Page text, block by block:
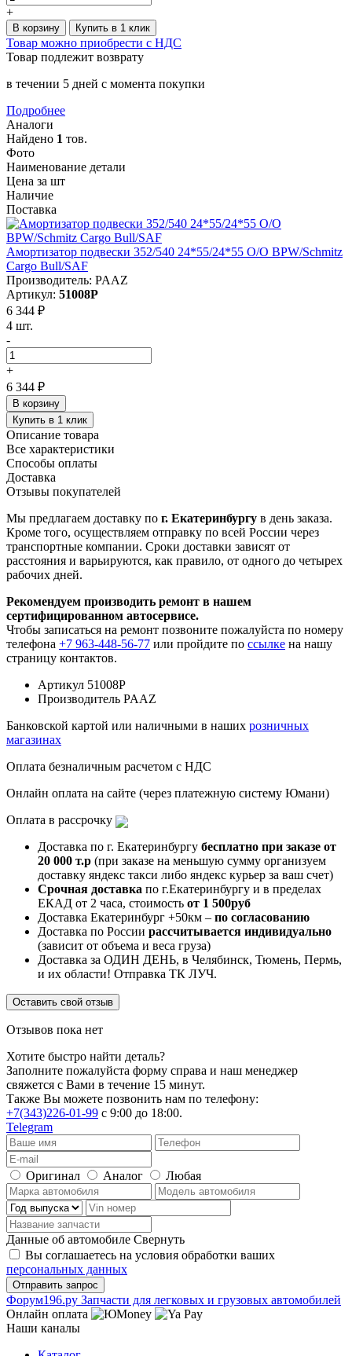
+
В корзину Купить в 1 клик
Товар можно приобрести с НДС
Товар подлежит возврату
в течении 5 дней с момента покупки
Подробнее
Аналоги
Найдено 1 тов.
Фото
Наименование детали
Цена за шт
Наличие
Поставка
Амортизатор подвески 352/540 24*55/24*55 O/O BPW/Schmitz
Cargo Bull/SAF
Производитель: PAAZ
Артикул: 51008P
6 344 ₽
4 шт.
-
+
6 344 ₽
В корзину
Купить в 1 клик
Описание товара
Все характеристики
Способы оплаты
Доставка
Отзывы покупателей
Мы предлагаем доставку по г. Екатеринбургу в день заказа.
Кроме того, осуществляем отправку по всей России через
транспортные компании. Сроки доставки зависят от
расстояния и варьируются, как правило, от одного до четырех
рабочих дней.
Рекомендуем производить ремонт в нашем
сертифицированном автосервисе.
Чтобы записаться на ремонт позвоните пожалуйста по номеру
телефона +7 963-448-56-77 или пройдите по ссылке на нашу
страницу контактов.
Артикул 51008P
Производитель PAAZ
Банковской картой или наличными в наших розничных
магазинах
Оплата безналичным расчетом с НДС
Онлайн оплата на сайте (через платежную систему Юмани)
Оплата в рассрочку
Доставка по г. Екатеринбургу бесплатно при заказе от
20 000 т.р (при заказе на меньшую сумму организуем
доставку яндекс такси либо яндекс курьер за ваш счет)
Срочная доставка по г.Екатеринбургу и в пределах
ЕКАД от 2 часа, стоимость от 1 500руб
Доставка Екатеринбург +50км – по согласованию
Доставка по России рассчитывается индивидуально
(зависит от объема и веса груза)
Доставка за ОДИН ДЕНЬ, в Челябинск, Тюмень, Пермь,
и их области! Отправка ТК ЛУЧ.
Оставить свой отзыв
Отзывов пока нет
Хотите быстро найти деталь?
Заполните пожалуйста форму справа и наш менеджер
свяжется с Вами в течение 15 минут.
Также Вы можете позвонить нам по телефону:
+7(343)226-01-99 с 9:00 до 18:00.
Telegram
Оригинал Аналог Любая
Данные об автомобиле Свернуть
Вы соглашаетесь на условия обработки ваших
персональных данных
Фoрум196.ру Запчасти для легковых и грузовых автомобилей
Онлайн оплата
Наши каналы